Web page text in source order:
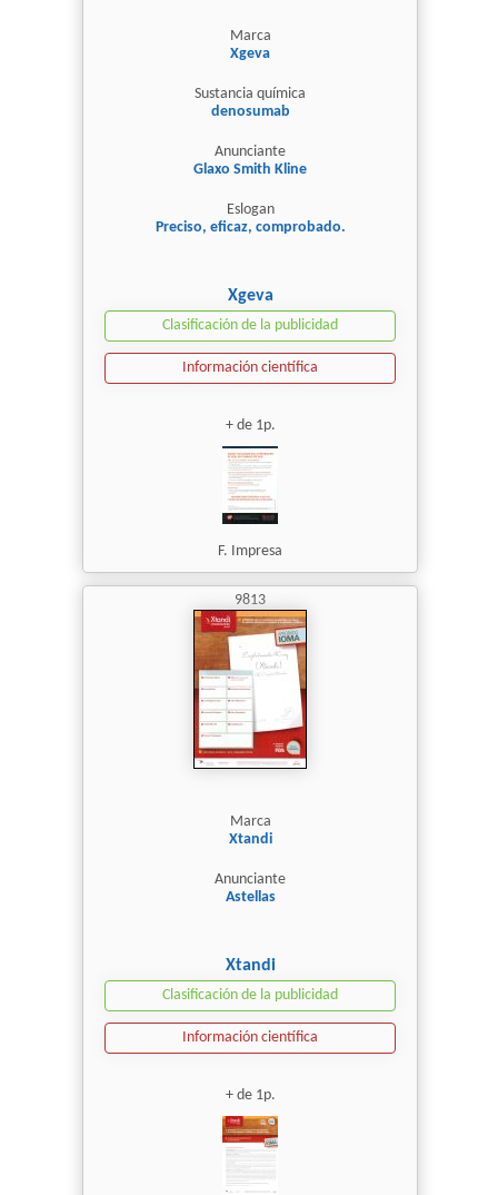
Marca
Xgeva
Sustancia química
denosumab
Anunciante
Glaxo Smith Kline
Eslogan
Preciso, eficaz, comprobado.
Xgeva
Clasificación de la publicidad
Información científica
+ de 1p.
F. Impresa
9813
Marca
Xtandi
Anunciante
Astellas
Xtandi
Clasificación de la publicidad
Información científica
+ de 1p.